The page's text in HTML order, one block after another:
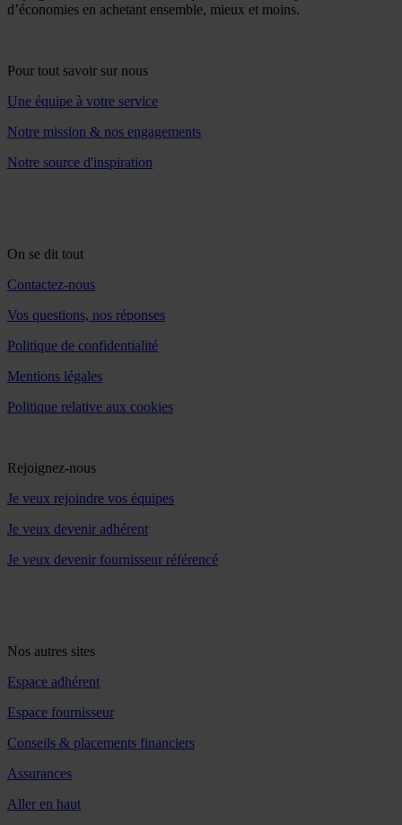
d’économies en achetant ensemble, mieux et moins.
Pour tout savoir sur nous
Une équipe à votre service
Notre mission & nos engagements
Notre source d'inspiration
On se dit tout
Contactez-nous
Vos questions, nos réponses
Politique de confidentialité
Mentions légales
Politique relative aux cookies
Rejoignez-nous
Je veux rejoindre vos équipes
Je veux devenir adhérent
Je veux devenir fournisseur référencé
Nos autres sites
Espace adhérent
Espace fournisseur
Conseils & placements financiers
Assurances
Aller en haut